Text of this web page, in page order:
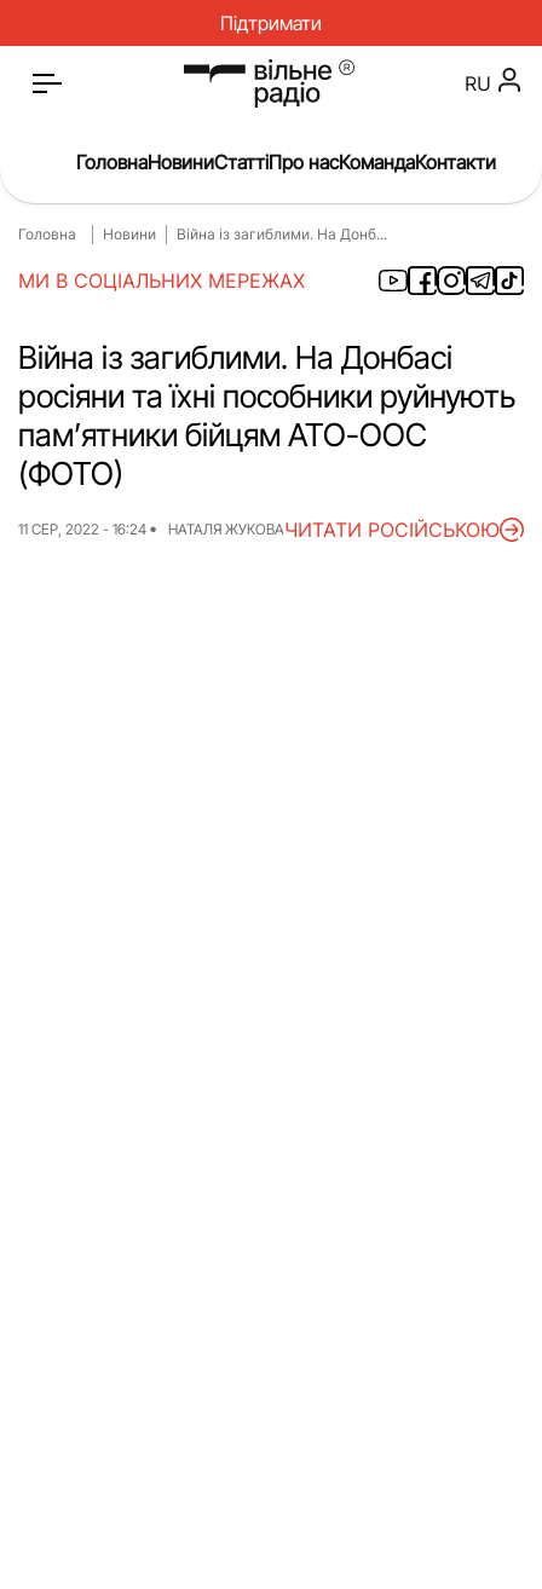
Підтримати
Головна
Про нас
Гроші
Інструкції
ЖКГ
Культура
RU
ГоловнаНовиниСтаттіПро насКомандаКонтакти
Головна Новини Війна із загиблими. На Донб...
МИ В СОЦІАЛЬНИХ МЕРЕЖАХ
Війна із загиблими. На Донбасі
росіяни та їхні пособники руйнують
пам’ятники бійцям АТО-ООС
(ФОТО)
11 СЕР, 2022 - 16:24 НАТАЛЯ ЖУКОВАЧИТАТИ РОСІЙСЬКОЮ